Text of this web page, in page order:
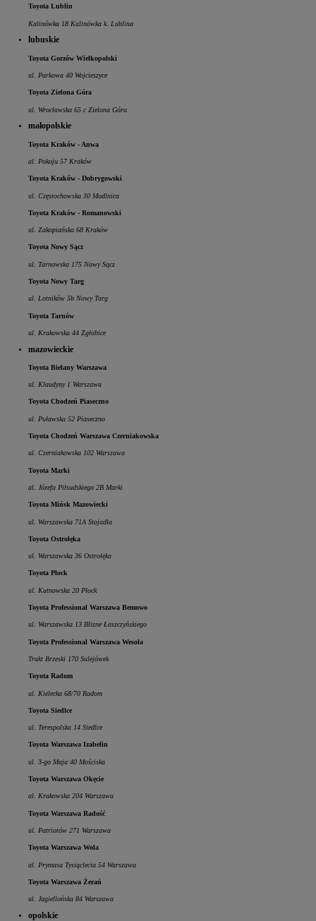
Toyota Lublin
Kalinówka 18 Kalinówka k. Lublina
lubuskie
Toyota Gorzów Wielkopolski
ul. Parkowa 40 Wojcieszyce
Toyota Zielona Góra
ul. Wrocławska 65 c Zielona Góra
małopolskie
Toyota Kraków - Anwa
al. Pokoju 57 Kraków
Toyota Kraków - Dobrygowski
ul. Częstochowska 30 Modlnica
Toyota Kraków - Romanowski
ul. Zakopiańska 68 Kraków
Toyota Nowy Sącz
ul. Tarnowska 175 Nowy Sącz
Toyota Nowy Targ
ul. Lotników 5b Nowy Targ
Toyota Tarnów
ul. Krakowska 44 Zgłobice
mazowieckie
Toyota Bielany Warszawa
ul. Klaudyny 1 Warszawa
Toyota Chodzeń Piaseczno
ul. Puławska 52 Piaseczno
Toyota Chodzeń Warszawa Czerniakowska
ul. Czerniakowska 102 Warszawa
Toyota Marki
al. Józefa Piłsudskiego 2B Marki
Toyota Mińsk Mazowiecki
ul. Warszawska 71A Stojadła
Toyota Ostrołęka
ul. Warszawska 36 Ostrołęka
Toyota Płock
ul. Kutnowska 20 Płock
Toyota Professional Warszawa Bemowo
ul. Warszawska 13 Blizne Łaszczyńskiego
Toyota Professional Warszawa Wesoła
Trakt Brzeski 170 Sulejówek
Toyota Radom
ul. Kielecka 68/70 Radom
Toyota Siedlce
ul. Terespolska 14 Siedlce
Toyota Warszawa Izabelin
ul. 3-go Maja 40 Mościska
Toyota Warszawa Okęcie
al. Krakowska 204 Warszawa
Toyota Warszawa Radość
ul. Patriotów 271 Warszawa
Toyota Warszawa Wola
al. Prymasa Tysiąclecia 54 Warszawa
Toyota Warszawa Żerań
ul. Jagiellońska 84 Warszawa
opolskie